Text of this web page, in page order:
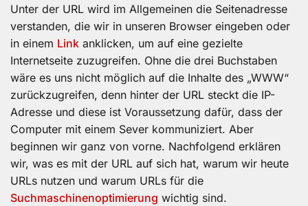
Unter der URL wird im Allgemeinen die Seitenadresse
verstanden, die wir in unseren Browser eingeben oder
in einem Link anklicken, um auf eine gezielte
Internetseite zuzugreifen. Ohne die drei Buchstaben
wäre es uns nicht möglich auf die Inhalte des „WWW“
zurückzugreifen, denn hinter der URL steckt die IP-
Adresse und diese ist Voraussetzung dafür, dass der
Computer mit einem Sever kommuniziert. Aber
beginnen wir ganz von vorne. Nachfolgend erklären
wir, was es mit der URL auf sich hat, warum wir heute
URLs nutzen und warum URLs für die
Suchmaschinenoptimierung wichtig sind.